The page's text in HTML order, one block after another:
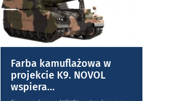
Farba kamuflażowa w
projekcie K9. NOVOL
wspiera...